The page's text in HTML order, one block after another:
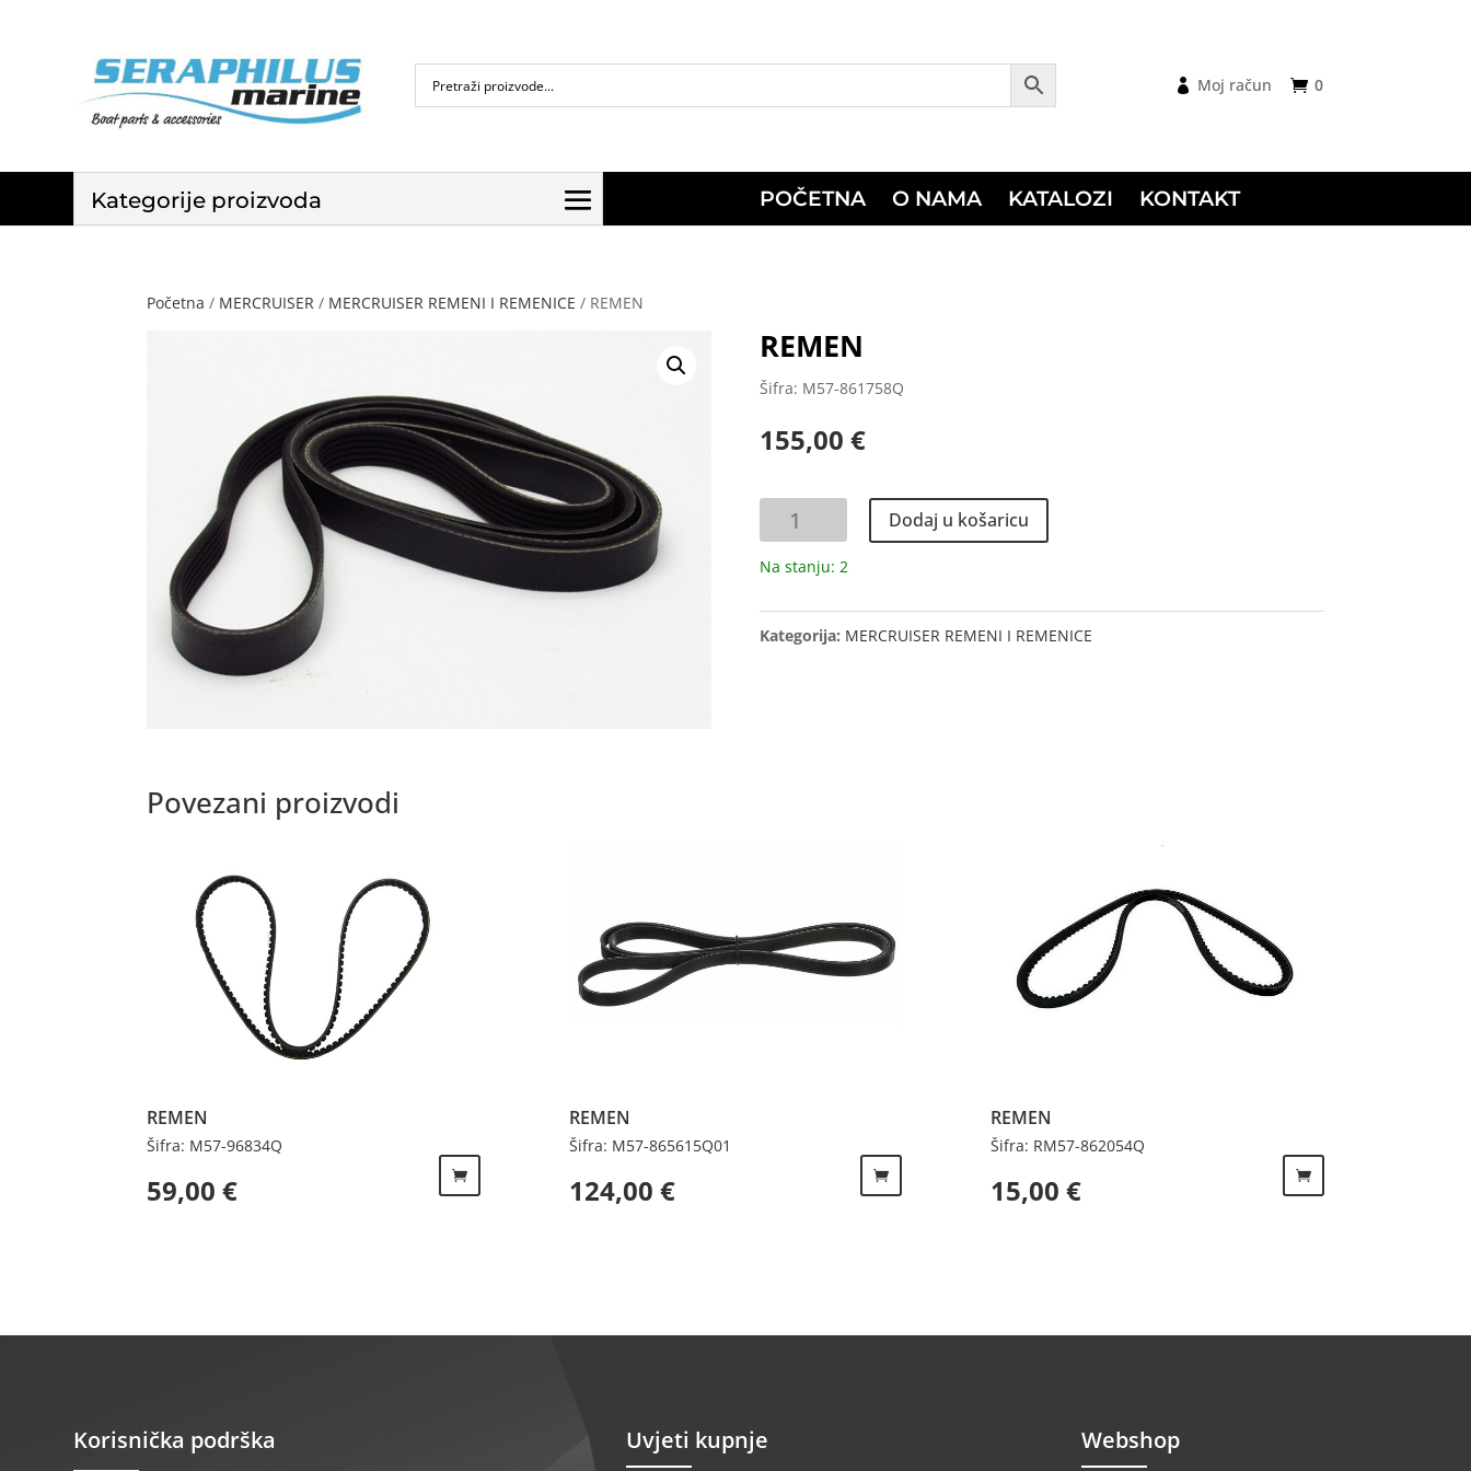
0
Moj račun
Kategorije proizvoda POČETNA O NAMA KATALOZI KONTAKT
Početna / MERCRUISER / MERCRUISER REMENI I REMENICE / REMEN
REMEN
Šifra: M57-861758Q
155,00 €
REMEN
količina
Dodaj u košaricu
Na stanju: 2
Kategorija: MERCRUISER REMENI I REMENICE
Povezani proizvodi
REMEN
Šifra: M57-96834Q
59,00€
REMEN
Šifra: M57-865615Q01
124,00 €
REMEN
Šifra: RM57-862054Q
15,00 €
Korisnička podrška Uvjeti kupnje Webshop